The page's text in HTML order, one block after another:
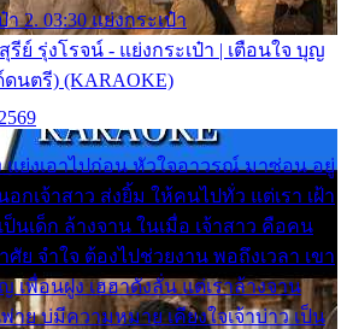
า 2. 03:30 แย่งกระเป๋า
รีย์ รุ่งโรจน์ - แย่งกระเป๋า | เตือนใจ บุญ
นตรี) (KARAOKE)
แย่งเอาไปก่อน หัวใจอาวรณ์ มาซ่อน อยู่
กเจ้าสาว ส่งยิ้ม ให้คนไปทั่ว แต่เรา เฝ้า
นเด็ก ล้างจาน ในเมื่อ เจ้าสาว คือคน
ย จำใจ ต้องไปช่วยงาน พอถึงเวลา เขา
เพื่อนฝูง เฮฮาดังลั่น แต่เราล้างจาน
าย บ่มีความหมาย เคียงใจเจ้าบ่าว เป็น